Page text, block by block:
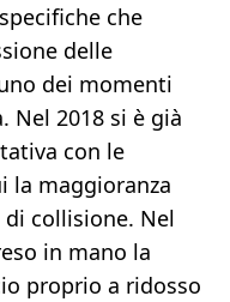
che
delle
dei momenti
Nel 2018 si è già
con le
la maggioranza
collisione. Nel
in mano la
proprio a ridosso